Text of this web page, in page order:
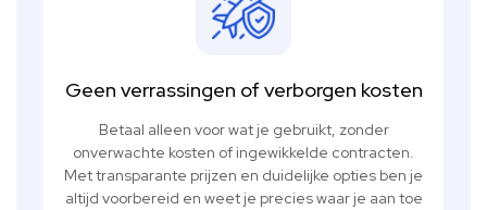
Geen verrassingen of verborgen kosten
Betaal alleen voor wat je gebruikt, zonder
onverwachte kosten of ingewikkelde contracten.
Met transparante prijzen en duidelijke opties ben je
altijd voorbereid en weet je precies waar je aan toe